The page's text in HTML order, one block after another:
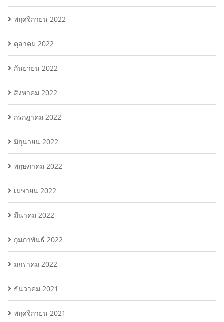
พฤศจิกายน 2022
ตุลาคม 2022
กันยายน 2022
สิงหาคม 2022
กรกฎาคม 2022
มิถุนายน 2022
พฤษภาคม 2022
เมษายน 2022
มีนาคม 2022
กุมภาพันธ์ 2022
มกราคม 2022
ธันวาคม 2021
พฤศจิกายน 2021